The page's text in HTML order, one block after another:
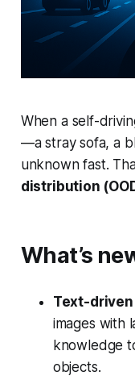
When a self-
—a stray sofa, a
unknown fast.
distribution
What’s
Text-
images with
knowledge
objects.